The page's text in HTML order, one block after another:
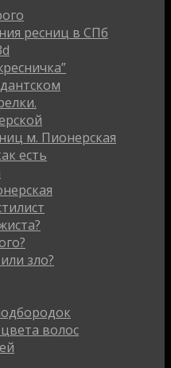
ресниц в СПб
м. Пионерская
есть
зло?
волос